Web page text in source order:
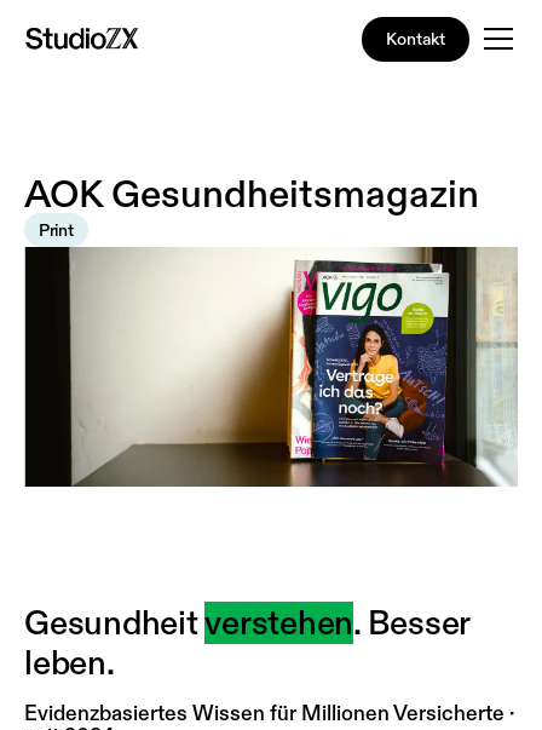
Kontakt
AOK Gesundheitsmagazin
Print
Gesundheitverstehen. Besser
leben.
Evidenzbasiertes Wissen für Millionen Versicherte ·